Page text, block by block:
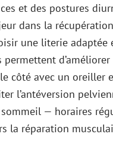
et des postures
dans la
une literie
côté avec un oreiller
l’antéversion
— horaires
la réparation